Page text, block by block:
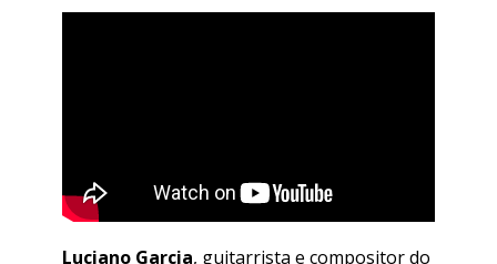
Luciano Garcia, guitarrista e compositor do